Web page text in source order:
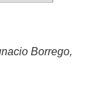
Borrego,